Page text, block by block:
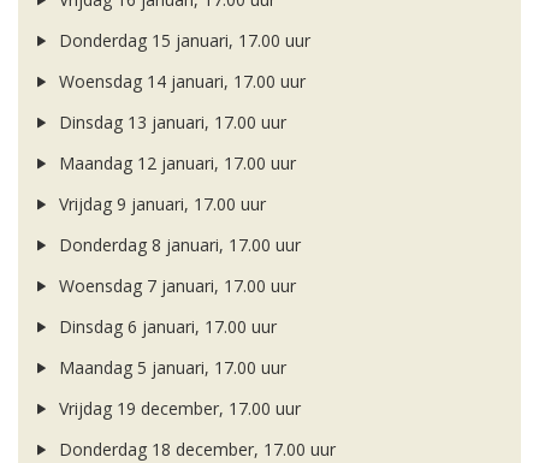
Donderdag 15 januari, 17.00 uur
Woensdag 14 januari, 17.00 uur
Dinsdag 13 januari, 17.00 uur
Maandag 12 januari, 17.00 uur
Vrijdag 9 januari, 17.00 uur
Donderdag 8 januari, 17.00 uur
Woensdag 7 januari, 17.00 uur
Dinsdag 6 januari, 17.00 uur
Maandag 5 januari, 17.00 uur
Vrijdag 19 december, 17.00 uur
Donderdag 18 december, 17.00 uur